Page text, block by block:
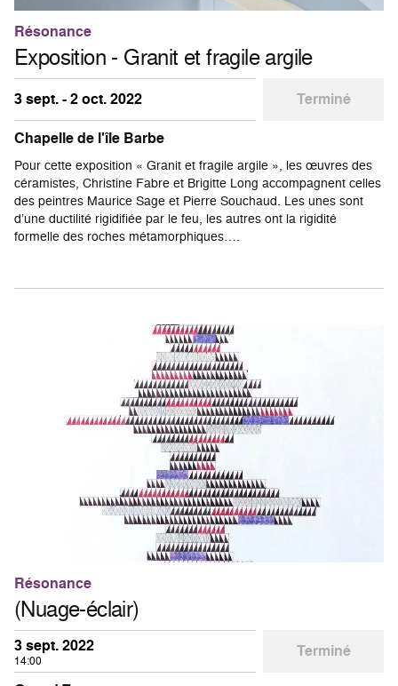
Résonance
Exposition - Granit et fragile argile
3 sept. - 2 oct. 2022
Terminé
Chapelle de l'île Barbe
Pour cette exposition « Granit et fragile argile », les œuvres des
céramistes, Christine Fabre et Brigitte Long accompagnent celles
des peintres Maurice Sage et Pierre Souchaud. Les unes sont
d’une ductilité rigidifiée par le feu, les autres ont la rigidité
formelle des roches métamorphiques….
Résonance
(Nuage-éclair)
3 sept. 2022
14:00
Terminé